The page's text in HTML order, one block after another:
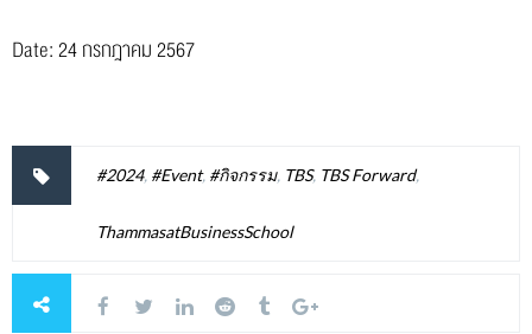
Date: 24 กรกฎาคม 2567
#2024, #Event, #กิจกรรม, TBS, TBS Forward,
ThammasatBusinessSchool